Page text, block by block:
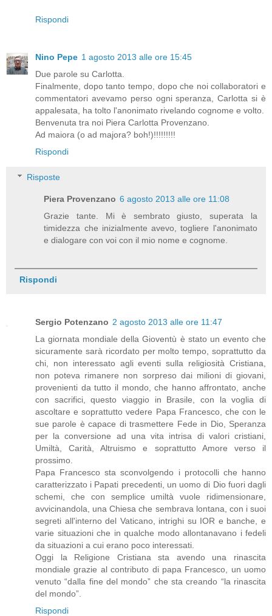
Rispondi
Nino Pepe 1 agosto 2013 alle ore 15:45
Due parole su Carlotta.
Finalmente, dopo tanto tempo, dopo che noi collaboratori e
commentatori avevamo perso ogni speranza, Carlotta si è
appalesata, ha tolto l'anonimato rivelando cognome e volto.
Benvenuta tra noi Piera Carlotta Provenzano.
Ad maiora (o ad majora? boh!)!!!!!!!!!
Rispondi
Risposte
Piera Provenzano 6 agosto 2013 alle ore 11:08
Grazie tante. Mi è sembrato giusto, superata la
timidezza che inizialmente avevo, togliere l'anonimato
e dialogare con voi con il mio nome e cognome.
Rispondi
Sergio Potenzano 2 agosto 2013 alle ore 11:47
La giornata mondiale della Gioventù è stato un evento che
sicuramente sarà ricordato per molto tempo, soprattutto da
chi, non interessato agli eventi sulla religiosità Cristiana,
non poteva rimanere non sorpreso dai milioni di giovani,
provenienti da tutto il mondo, che hanno affrontato, anche
con sacrifici, questo viaggio in Brasile, con la voglia di
ascoltare e soprattutto vedere Papa Francesco, che con le
sue parole è capace di trasmettere Fede in Dio, Speranza
per la conversione ad una vita intrisa di valori cristiani,
Umiltà, Carità, Altruismo e soprattutto Amore verso il
prossimo.
Papa Francesco sta sconvolgendo i protocolli che hanno
caratterizzato i Papati precedenti, un uomo di Dio fuori dagli
schemi, che con semplice umiltà vuole ridimensionare,
avvicinandola, una Chiesa che sembrava lontana, con i suoi
segreti all'interno del Vaticano, intrighi su IOR e banche, e
varie situazioni che in qualche modo allontanavano i fedeli
da situazioni a cui erano poco interessati.
Oggi la Religione Cristiana sta avendo una rinascita
mondiale grazie al contributo di papa Francesco, un uomo
venuto “dalla fine del mondo” che sta creando “la rinascita
del mondo”.
Rispondi